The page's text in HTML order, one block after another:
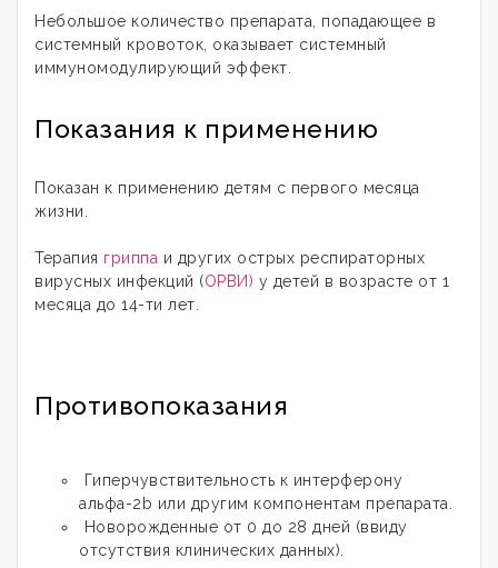
Небольшое количество препарата, попадающее в
системный кровоток, оказывает системный
иммуномодулирующий эффект.
Показания к применению
Показан к применению детям с первого месяца
жизни.
Терапия гриппа и других острых респираторных
вирусных инфекций (ОРВИ) у детей в возрасте от 1
месяца до 14-ти лет.
Противопоказания
Гиперчувствительность к интерферону
альфа-2b или другим компонентам препарата.
Новорожденные от 0 до 28 дней (ввиду
отсутствия клинических данных).